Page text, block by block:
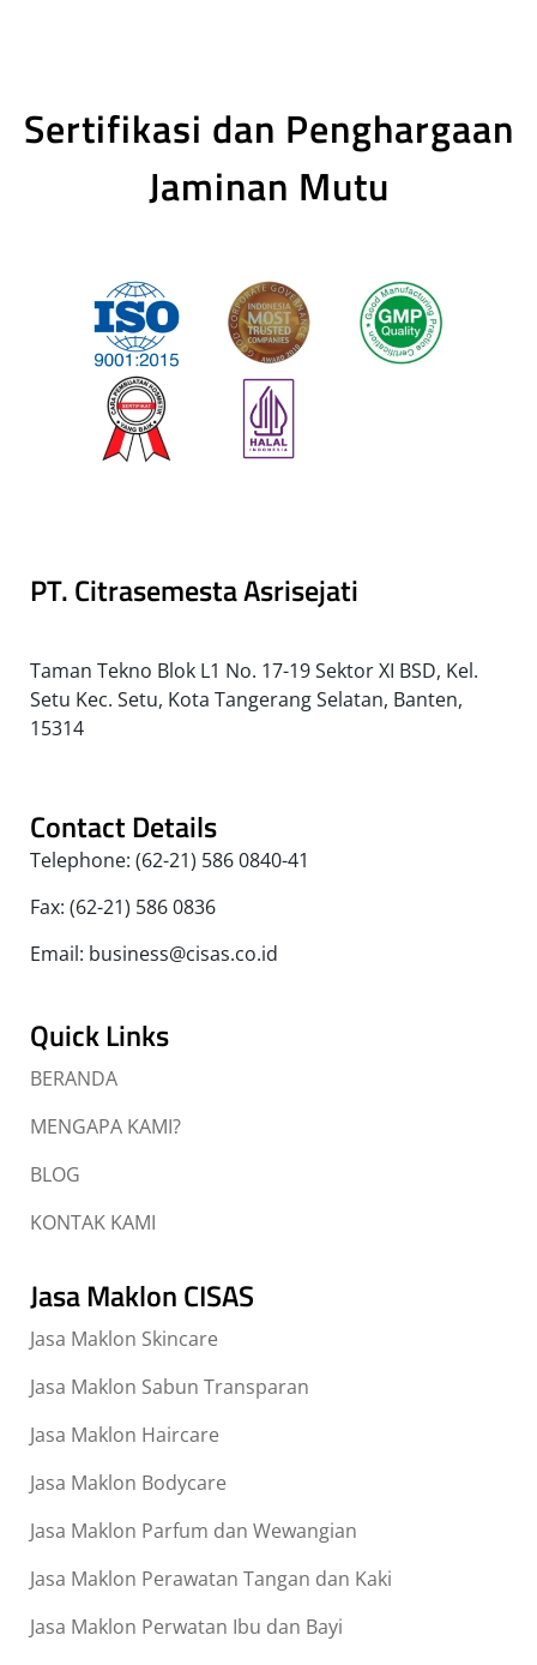
Sertifikasi dan Penghargaan
Jaminan Mutu
PT. Citrasemesta Asrisejati
Taman Tekno Blok L1 No. 17-19 Sektor XI BSD, Kel.
Setu Kec. Setu, Kota Tangerang Selatan, Banten,
15314
Contact Details
Telephone: (62-21) 586 0840-41
Fax: (62-21) 586 0836
Email: business@cisas.co.id
Quick Links
BERANDA
MENGAPA KAMI?
BLOG
KONTAK KAMI
Jasa Maklon CISAS
Jasa Maklon Skincare
Jasa Maklon Sabun Transparan
Jasa Maklon Haircare
Jasa Maklon Bodycare
Jasa Maklon Parfum dan Wewangian
Jasa Maklon Perawatan Tangan dan Kaki
Jasa Maklon Perwatan Ibu dan Bayi